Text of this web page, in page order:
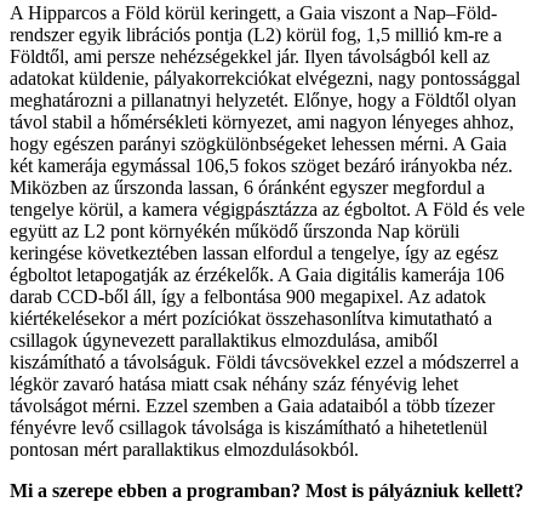
A Hipparcos a Föld körül keringett, a Gaia viszont a Nap–Föld-
rendszer egyik librációs pontja (L2) körül fog, 1,5 millió km-re a
Földtől, ami persze nehézségekkel jár. Ilyen távolságból kell az
adatokat küldenie, pályakorrekciókat elvégezni, nagy pontossággal
meghatározni a pillanatnyi helyzetét. Előnye, hogy a Földtől olyan
távol stabil a hőmérsékleti környezet, ami nagyon lényeges ahhoz,
hogy egészen parányi szögkülönbségeket lehessen mérni. A Gaia
két kamerája egymással 106,5 fokos szöget bezáró irányokba néz.
Miközben az űrszonda lassan, 6 óránként egyszer megfordul a
tengelye körül, a kamera végigpásztázza az égboltot. A Föld és vele
együtt az L2 pont környékén működő űrszonda Nap körüli
keringése következtében lassan elfordul a tengelye, így az egész
égboltot letapogatják az érzékelők. A Gaia digitális kamerája 106
darab CCD-ből áll, így a felbontása 900 megapixel. Az adatok
kiértékelésekor a mért pozíciókat összehasonlítva kimutatható a
csillagok úgynevezett parallaktikus elmozdulása, amiből
kiszámítható a távolságuk. Földi távcsövekkel ezzel a módszerrel a
légkör zavaró hatása miatt csak néhány száz fényévig lehet
távolságot mérni. Ezzel szemben a Gaia adataiból a több tízezer
fényévre levő csillagok távolsága is kiszámítható a hihetetlenül
pontosan mért parallaktikus elmozdulásokból.
Mi a szerepe ebben a programban? Most is pályázniuk kellett?